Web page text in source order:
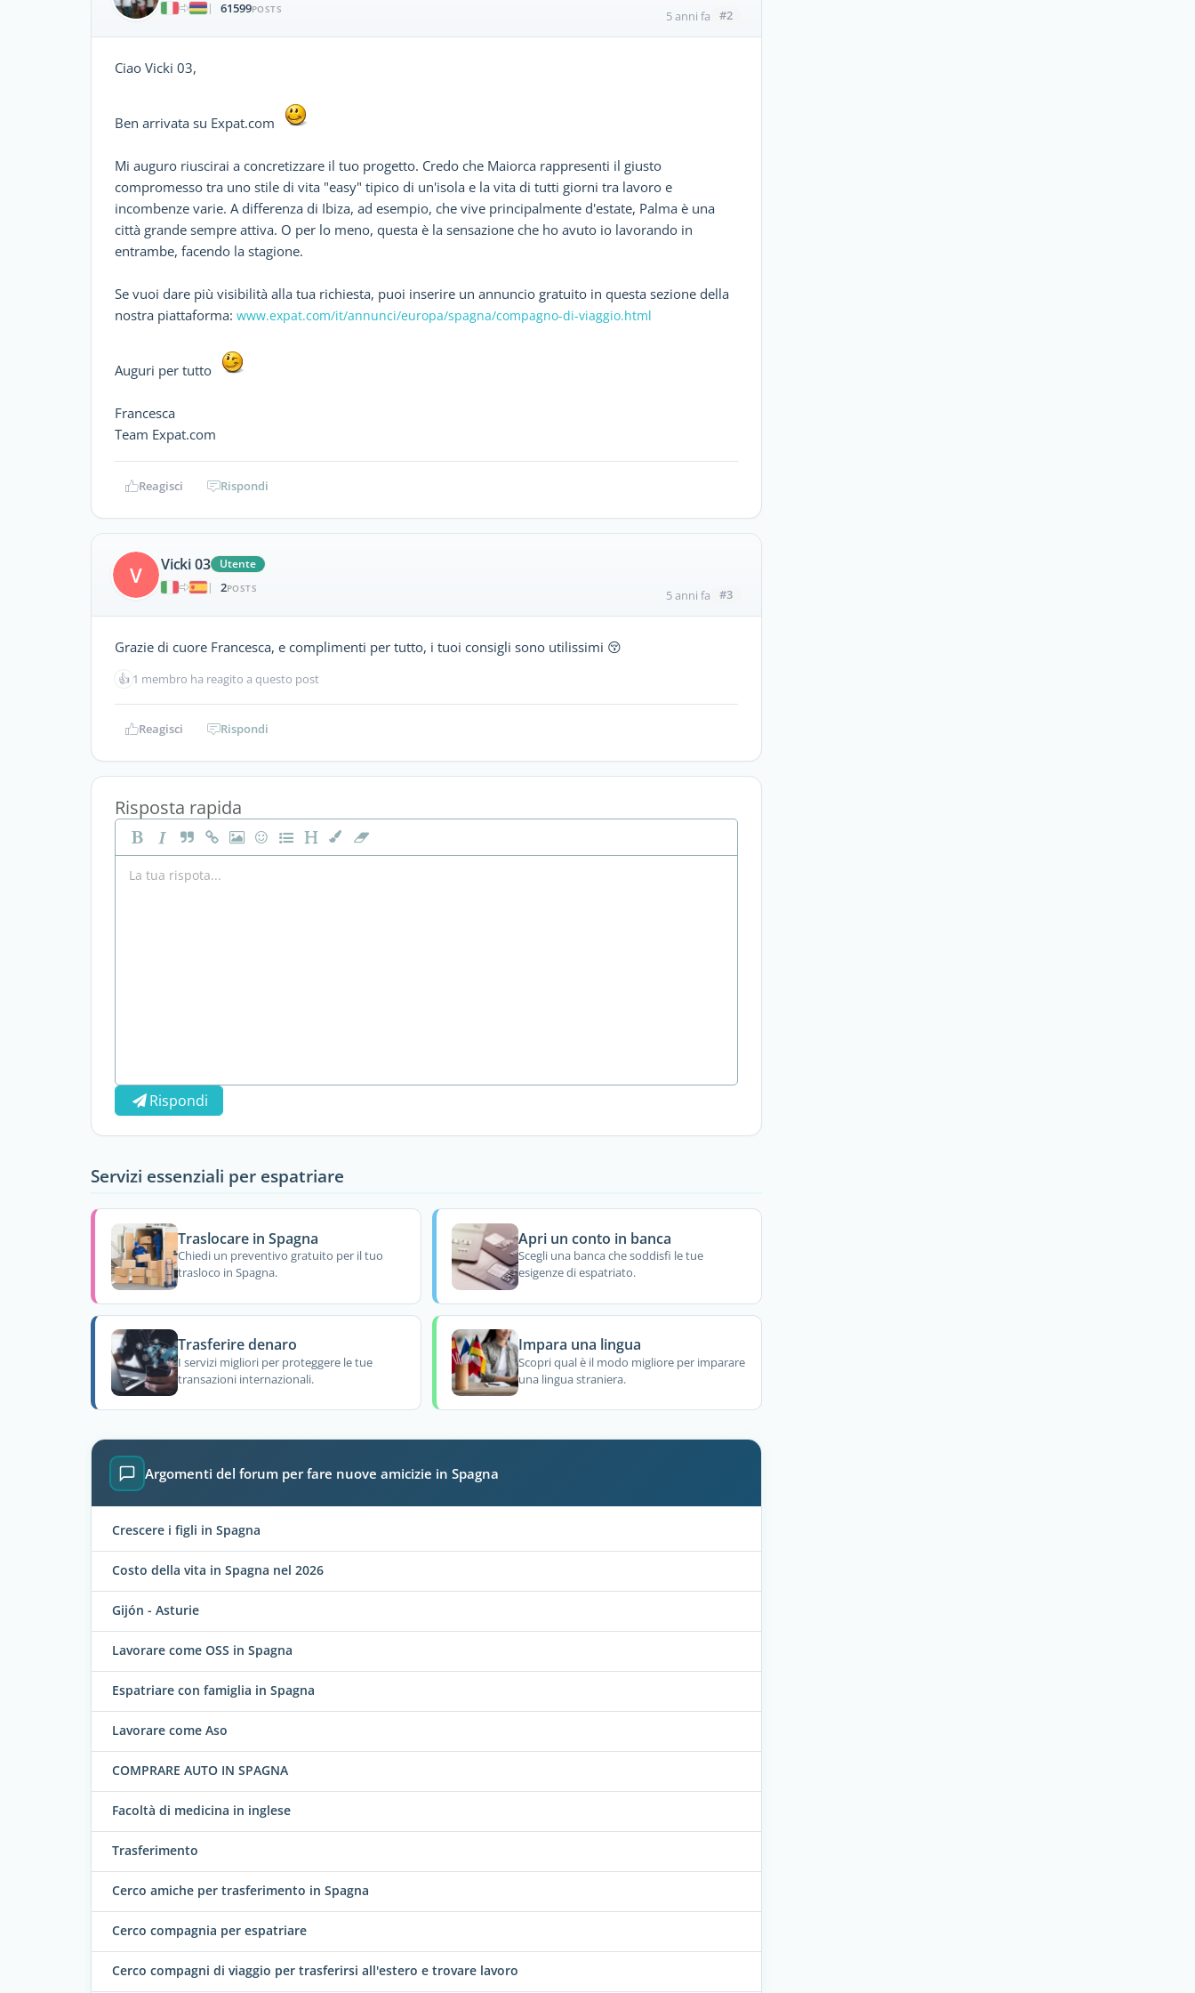
|
61599POSTS 5 anni fa #2
Ciao Vicki 03,
Ben arrivata su Expat.com
Mi auguro riuscirai a concretizzare il tuo progetto. Credo che Maiorca rappresenti il giusto
compromesso tra uno stile di vita "easy" tipico di un'isola e la vita di tutti giorni tra lavoro e
incombenze varie. A differenza di Ibiza, ad esempio, che vive principalmente d'estate, Palma è una
città grande sempre attiva. O per lo meno, questa è la sensazione che ho avuto io lavorando in
entrambe, facendo la stagione.
Se vuoi dare più visibilità alla tua richiesta, puoi inserire un annuncio gratuito in questa sezione della
nostra piattaforma: www.expat.com/it/annunci/europa/spagna/compagno-di-viaggio.html
Auguri per tutto
Francesca
Team Expat.com
Reagisci Rispondi
V Vicki 03
Utente
|
2POSTS 5 anni fa #3
Grazie di cuore Francesca, e complimenti per tutto, i tuoi consigli sono utilissimi 😚
👍 1 membro ha reagito a questo post
Reagisci Rispondi
Risposta rapida
Rispondi
Servizi essenziali per espatriare
Traslocare in Spagna
Chiedi un preventivo gratuito per il tuo
trasloco in Spagna.
Apri un conto in banca
Scegli una banca che soddisfi le tue
esigenze di espatriato.
Trasferire denaro
I servizi migliori per proteggere le tue
transazioni internazionali.
Impara una lingua
Scopri qual è il modo migliore per imparare
una lingua straniera.
Argomenti del forum per fare nuove amicizie in Spagna
Crescere i figli in Spagna
Costo della vita in Spagna nel 2026
Gijón - Asturie
Lavorare come OSS in Spagna
Espatriare con famiglia in Spagna
Lavorare come Aso
COMPRARE AUTO IN SPAGNA
Facoltà di medicina in inglese
Trasferimento
Cerco amiche per trasferimento in Spagna
Cerco compagnia per espatriare
Cerco compagni di viaggio per trasferirsi all'estero e trovare lavoro